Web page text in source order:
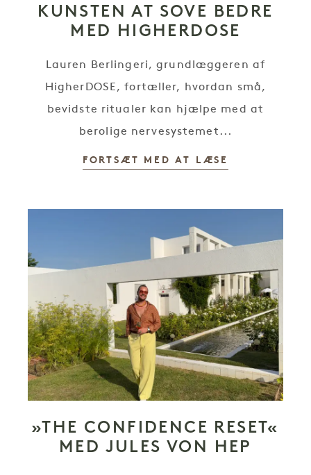
KUNSTEN AT SOVE BEDRE
MED HIGHERDOSE
Lauren Berlingeri, grundlæggeren af
HigherDOSE, fortæller, hvordan små,
bevidste ritualer kan hjælpe med at
berolige nervesystemet...
FORTSÆT MED AT LÆSE
»THE CONFIDENCE RESET«
MED JULES VON HEP